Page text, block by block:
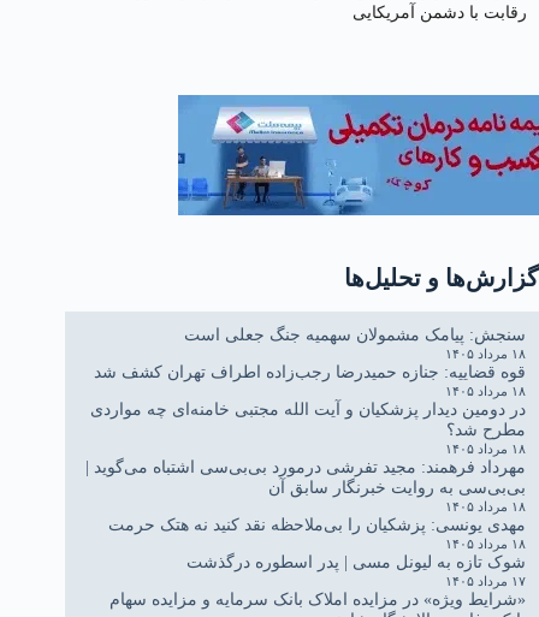
رقابت با دشمن آمریکایی
گزارش‌ها و تحلیل‌ها
سنجش: پیامک مشمولان سهمیه جنگ جعلی است
۱۸ مرداد ۱۴۰۵
قوه قضاییه: جنازه حمیدرضا رجب‌زاده اطراف تهران کشف شد
۱۸ مرداد ۱۴۰۵
در دومین دیدار پزشکیان و آیت الله مجتبی خامنه‌ای چه مواردی
مطرح شد؟
۱۸ مرداد ۱۴۰۵
مهرداد فرهمند: مجید تفرشی درمورد بی‌بی‌سی اشتباه می‌گوید |
بی‌بی‌سی به روایت خبرنگار سابق آن
۱۸ مرداد ۱۴۰۵
مهدی یونسی: پزشکیان را بی‌ملاحظه نقد کنید نه هتک حرمت
۱۸ مرداد ۱۴۰۵
شوک تازه به لیونل مسی | پدر اسطوره درگذشت
۱۷ مرداد ۱۴۰۵
«شرایط ویژه» در مزایده املاک بانک سرمایه و مزایده سهام